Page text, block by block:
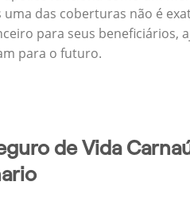
uma das coberturas não é
para seus beneficiários,
para o futuro.
de Vida